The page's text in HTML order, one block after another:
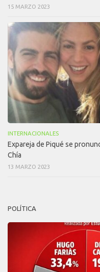
15 MARZO 2023
INTERNACIONALES
Expareja de Piqué se
Chía
13 MARZO 2023
POLÍTICA